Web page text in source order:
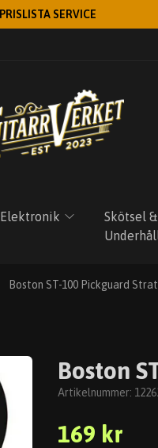
PRISLISTA SERVICE
Elektronik
Skötsel &
Boston ST-100 Pickguard
Boston
Artikelnummer:
169 kr